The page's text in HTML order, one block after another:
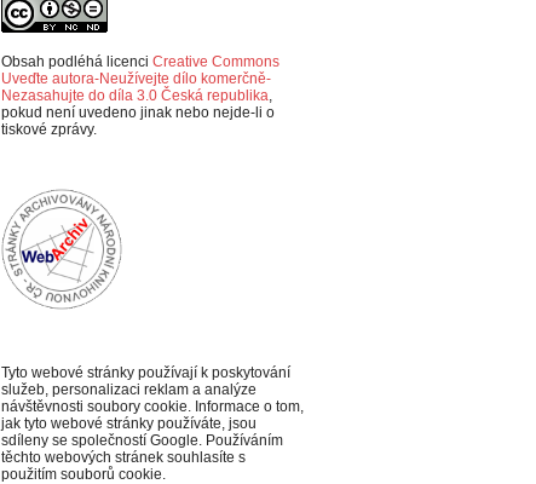
Obsah podléhá licenci Creative Commons
Uveďte autora-Neužívejte dílo komerčně-
Nezasahujte do díla 3.0 Česká republika,
pokud není uvedeno jinak nebo nejde-li o
tiskové zprávy.
Tyto webové stránky používají k poskytování
služeb, personalizaci reklam a analýze
návštěvnosti soubory cookie. Informace o tom,
jak tyto webové stránky používáte, jsou
sdíleny se společností Google. Používáním
těchto webových stránek souhlasíte s
použitím souborů cookie.